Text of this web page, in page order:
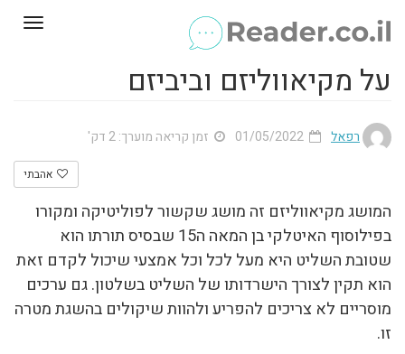
על מקיאווליזם וביביזם
רפאל זמן קריאה מוערך: 2 דק'
אהבתי
המושג מקיאווליזם זה מושג שקשור לפוליטיקה ומקורו
בפילוסוף האיטלקי בן המאה ה15 שבסיס תורתו הוא
שטובת השליט היא מעל לכל וכל אמצעי שיכול לקדם זאת
הוא תקין לצורך הישרדותו של השליט בשלטון. גם ערכים
מוסריים לא צריכים להפריע ולהוות שיקולים בהשגת מטרה
זו.